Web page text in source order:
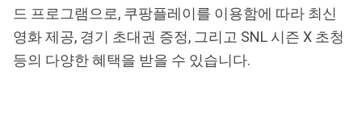
드 프로그램으로, 쿠팡플레이를 이용함에 따라 최신
영화 제공, 경기 초대권 증정, 그리고 SNL 시즌 X 초청
등의 다양한 혜택을 받을 수 있습니다.